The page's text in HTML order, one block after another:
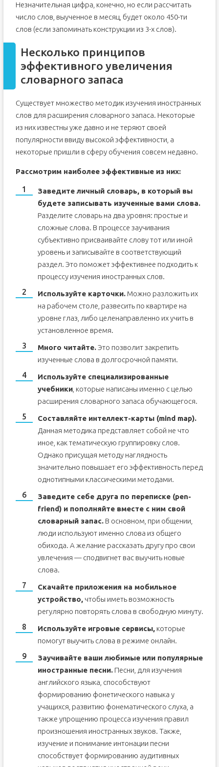
Незначительная цифра, конечно, но если рассчитать
число слов, выученное в месяц, будет около 450-ти
слов (если запоминать конструкции из 3-х слов).
Несколько принципов
эффективного увеличения
словарного запаса
Существует множество методик изучения иностранных
слов для расширения словарного запаса. Некоторые
из них известны уже давно и не теряют своей
популярности ввиду высокой эффективности, а
некоторые пришли в сферу обучения совсем недавно.
Рассмотрим наиболее эффективные из них:
Заведите личный словарь, в который вы
будете записывать изученные вами слова.
Разделите словарь на два уровня: простые и
сложные слова. В процессе заучивания
субъективно присваивайте слову тот или иной
уровень и записывайте в соответствующий
раздел. Это поможет эффективнее подходить к
процессу изучения иностранных слов.
Используйте карточки.Можно разложить их
на рабочем столе, развесить по квартире на
уровне глаз, либо целенаправленно их учить в
установленное время.
Много читайте.Это позволит закрепить
изученные слова в долгосрочной памяти.
Используйте специализированные
учебники, которые написаны именно с целью
расширения словарного запаса обучающегося.
Составляйте интеллект-карты (mind map).
Данная методика представляет собой не что
иное, как тематическую группировку слов.
Однако присущая методу наглядность
значительно повышает его эффективность перед
однотипными классическими методами.
Заведите себе друга по переписке (pen-
friend) и пополняйте вместе с ним свой
словарный запас.В основном, при общении,
люди используют именно слова из общего
обихода. А желание рассказать другу про свои
увлечения — сподвигнет вас выучить новые
слова.
Скачайте приложения на мобильное
устройство,чтобы иметь возможность
регулярно повторять слова в свободную минуту.
Используйте игровые сервисы,которые
помогут выучить слова в режиме онлайн.
Заучивайте ваши любимые или популярные
иностранные песни.Песни, для изучения
английского языка, способствуют
формированию фонетического навыка у
учащихся, развитию фонематического слуха, а
также упрощению процесса изучения правил
произношения иностранных звуков. Также,
изучение и понимание интонации песни
способствует формированию аудитивных